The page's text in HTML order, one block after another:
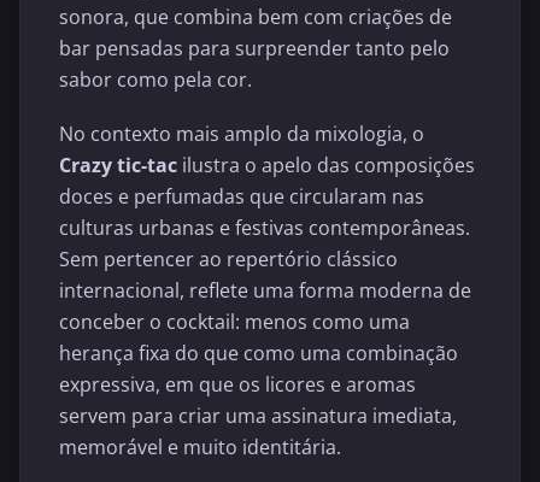
sonora, que combina bem com criações de
bar pensadas para surpreender tanto pelo
sabor como pela cor.
No contexto mais amplo da mixologia, o
Crazy tic-tac ilustra o apelo das composições
doces e perfumadas que circularam nas
culturas urbanas e festivas contemporâneas.
Sem pertencer ao repertório clássico
internacional, reflete uma forma moderna de
conceber o cocktail: menos como uma
herança fixa do que como uma combinação
expressiva, em que os licores e aromas
servem para criar uma assinatura imediata,
memorável e muito identitária.